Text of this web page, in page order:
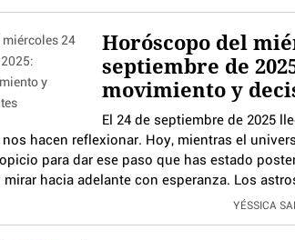
Horóscopo del
septiembre de
movimiento y
El 24 de septiembre de 2025
hacen reflexionar. Hoy, mientras el
para dar ese paso que has estado
hacia adelante con esperanza. Los
YÉSSICA